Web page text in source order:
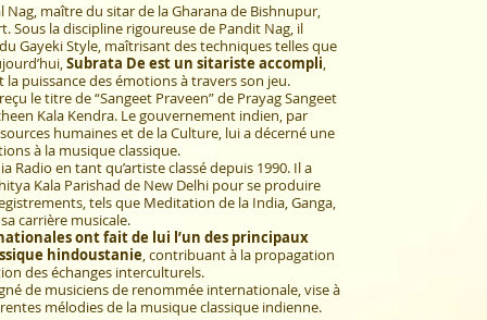
Nag, maître du sitar de la Gharana de Bishnupur,
Sous la discipline rigoureuse de Pandit Nag, il
Gayeki Style, maîtrisant des techniques telles que
Subrata De est un sitariste accompli,
puissance des émotions à travers son jeu.
le titre de “Sangeet Praveen” de Prayag Sangeet
Kala Kendra. Le gouvernement indien, par
humaines et de la Culture, lui a décerné une
à la musique classique.
Radio en tant qu’artiste classé depuis 1990. Il a
Kala Parishad de New Delhi pour se produire
tels que Meditation de la India, Ganga,
carrière musicale.
ont fait de lui l’un des principaux
hindoustanie, contribuant à la propagation
des échanges interculturels.
de musiciens de renommée internationale, vise à
mélodies de la musique classique indienne.